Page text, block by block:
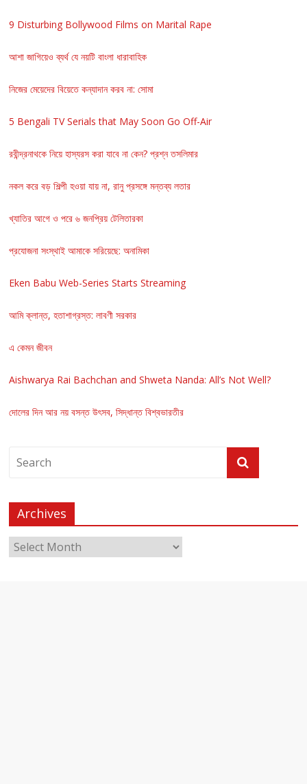
9 Disturbing Bollywood Films on Marital Rape
আশা জাগিয়েও ব্যর্থ যে নয়টি বাংলা ধারাবাহিক
নিজের মেয়েদের বিয়েতে কন্যাদান করব না: সোমা
5 Bengali TV Serials that May Soon Go Off-Air
রবীন্দ্রনাথকে নিয়ে হাস্যরস করা যাবে না কেন? প্রশ্ন তসলিমার
নকল করে বড় শিল্পী হওয়া যায় না, রানু প্রসঙ্গে মন্তব্য লতার
খ্যাতির আগে ও পরে ৬ জনপ্রিয় টেলিতারকা
প্রযোজনা সংস্থাই আমাকে সরিয়েছে: অনামিকা
Eken Babu Web-Series Starts Streaming
আমি ক্লান্ত, হতাশাগ্রস্ত: লাবণী সরকার
এ কেমন জীবন
Aishwarya Rai Bachchan and Shweta Nanda: All’s Not Well?
দোলের দিন আর নয় বসন্ত উৎসব, সিদ্ধান্ত বিশ্বভারতীর
Archives